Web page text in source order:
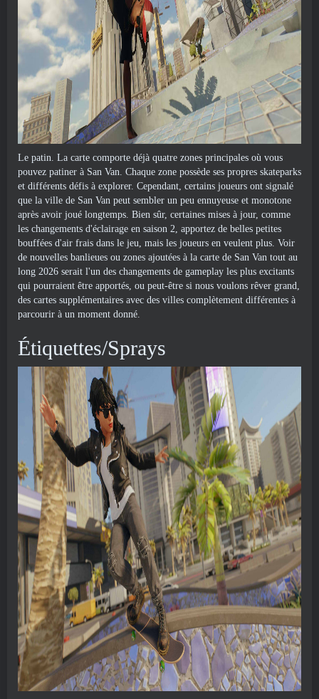
Le patin. La carte comporte déjà quatre zones principales où vous
pouvez patiner à San Van. Chaque zone possède ses propres skateparks
et différents défis à explorer. Cependant, certains joueurs ont signalé
que la ville de San Van peut sembler un peu ennuyeuse et monotone
après avoir joué longtemps. Bien sûr, certaines mises à jour, comme
les changements d'éclairage en saison 2, apportez de belles petites
bouffées d'air frais dans le jeu, mais les joueurs en veulent plus. Voir
de nouvelles banlieues ou zones ajoutées à la carte de San Van tout au
long 2026 serait l'un des changements de gameplay les plus excitants
qui pourraient être apportés, ou peut-être si nous voulons rêver grand,
des cartes supplémentaires avec des villes complètement différentes à
parcourir à un moment donné.
Étiquettes/Sprays